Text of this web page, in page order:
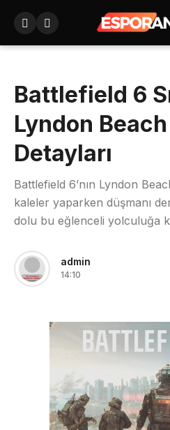
Battlefield 6
Lyndon
Detayları
Battlefield 6’nın Lyndon
kaleler yaparken düşmanı
dolu bu eğlenceli yolculuğa
admin
14:10